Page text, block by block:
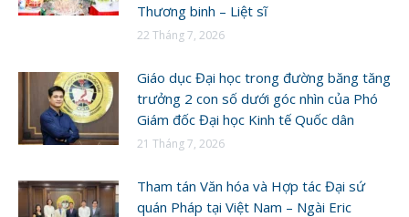
Thương binh – Liệt sĩ
22 Tháng 7, 2026
Giáo dục Đại học trong đường băng tăng
trưởng 2 con số dưới góc nhìn của Phó
Giám đốc Đại học Kinh tế Quốc dân
21 Tháng 7, 2026
Tham tán Văn hóa và Hợp tác Đại sứ
quán Pháp tại Việt Nam – Ngài Eric